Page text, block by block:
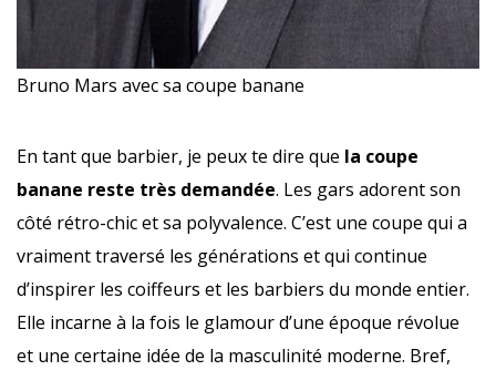
Bruno Mars avec sa coupe banane
En tant que barbier, je peux te dire que la coupe
banane reste très demandée. Les gars adorent son
côté rétro-chic et sa polyvalence. C’est une coupe qui a
vraiment traversé les générations et qui continue
d’inspirer les coiffeurs et les barbiers du monde entier.
Elle incarne à la fois le glamour d’une époque révolue
et une certaine idée de la masculinité moderne. Bref,